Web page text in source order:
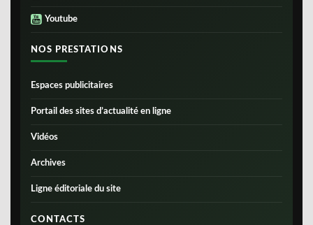
Youtube
NOS PRESTATIONS
Espaces publicitaires
Portail des sites d’actualité en ligne
Vidéos
Archives
Ligne éditoriale du site
CONTACTS